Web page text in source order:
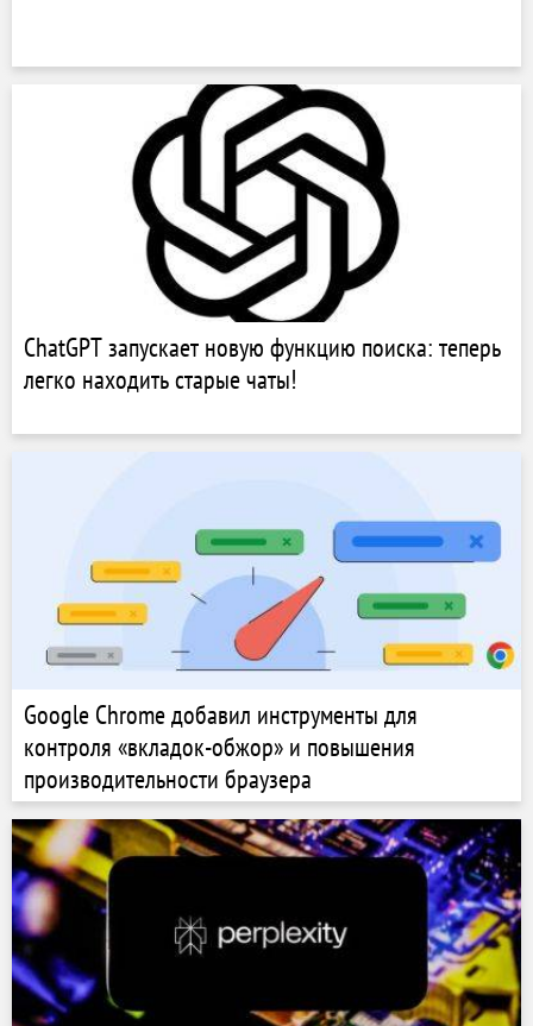
ChatGPT запускает новую функцию поиска: теперь
легко находить старые чаты!
Google Chrome добавил инструменты для
контроля «вкладок-обжор» и повышения
производительности браузера